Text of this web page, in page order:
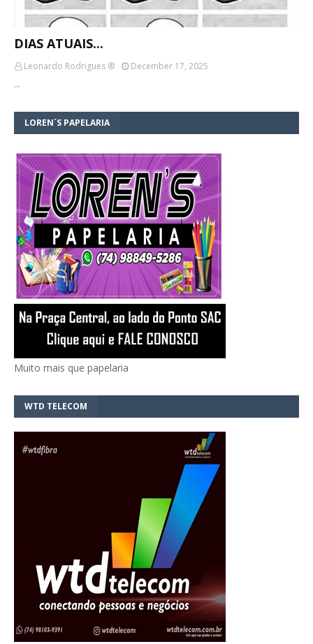
DIAS ATUAIS...
Leonardo Rodrigues ®
December 17, 2025
…
LOREN´S PAPELARIA
Muito mais que papelaria
WTD TELECOM